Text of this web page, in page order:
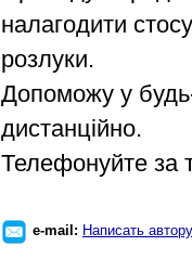
налагодити
розлуки.
Допоможу у
дистанційно.
Телефонуйте за
e-mail: Написать автору